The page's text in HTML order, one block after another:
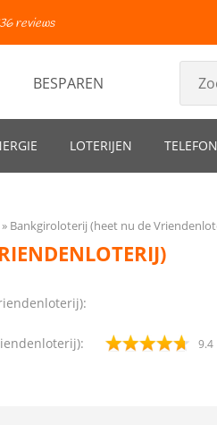
reviews
BESPAREN
LOTERIJEN
Bankgiroloterij (heet nu de
9.4